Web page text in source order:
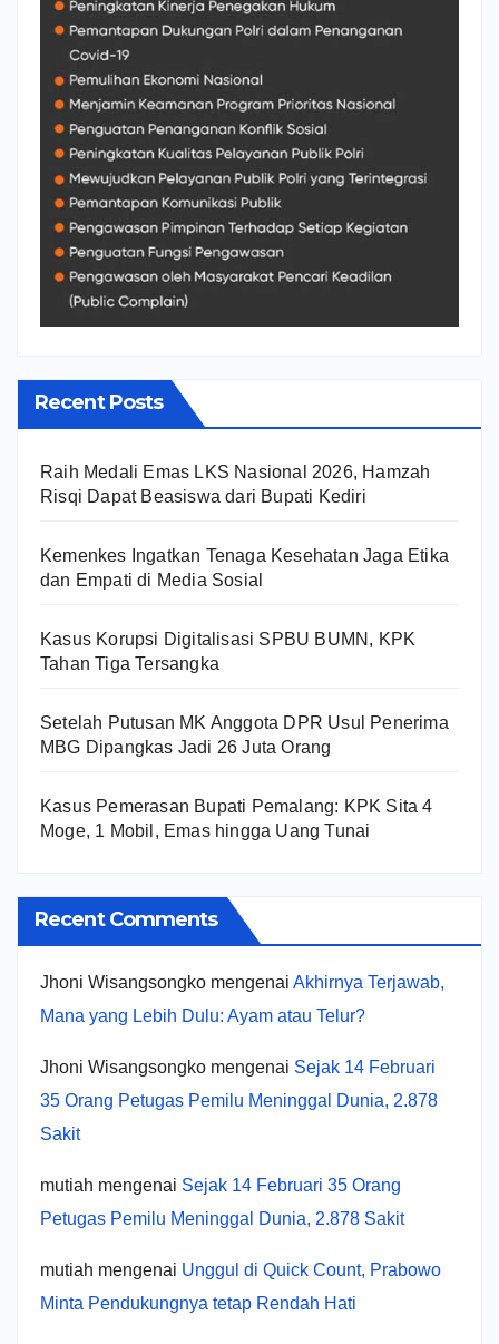
Recent Posts
Raih Medali Emas LKS Nasional 2026, Hamzah
Risqi Dapat Beasiswa dari Bupati Kediri
Kemenkes Ingatkan Tenaga Kesehatan Jaga Etika
dan Empati di Media Sosial
Kasus Korupsi Digitalisasi SPBU BUMN, KPK
Tahan Tiga Tersangka
Setelah Putusan MK Anggota DPR Usul Penerima
MBG Dipangkas Jadi 26 Juta Orang
Kasus Pemerasan Bupati Pemalang: KPK Sita 4
Moge, 1 Mobil, Emas hingga Uang Tunai
Recent Comments
Jhoni Wisangsongko mengenai Akhirnya Terjawab,
Mana yang Lebih Dulu: Ayam atau Telur?
Jhoni Wisangsongko mengenai Sejak 14 Februari
35 Orang Petugas Pemilu Meninggal Dunia, 2.878
Sakit
mutiah mengenai Sejak 14 Februari 35 Orang
Petugas Pemilu Meninggal Dunia, 2.878 Sakit
mutiah mengenai Unggul di Quick Count, Prabowo
Minta Pendukungnya tetap Rendah Hati